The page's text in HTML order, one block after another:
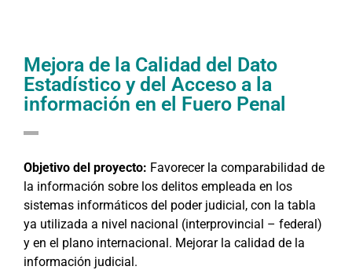
Mejora de la Calidad del Dato
Estadístico y del Acceso a la
información en el Fuero Penal
Objetivo del proyecto: Favorecer la comparabilidad de
la información sobre los delitos empleada en los
sistemas informáticos del poder judicial, con la tabla
ya utilizada a nivel nacional (interprovincial – federal)
y en el plano internacional. Mejorar la calidad de la
información judicial.